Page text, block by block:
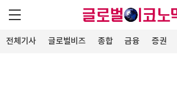
전체기사 글로벌비즈 종합 금융 증권